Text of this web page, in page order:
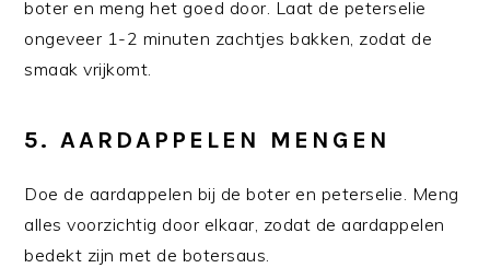
boter en meng het goed door. Laat de peterselie
ongeveer 1-2 minuten zachtjes bakken, zodat de
smaak vrijkomt.
5.AARDAPPELEN MENGEN
Doe de aardappelen bij de boter en peterselie. Meng
alles voorzichtig door elkaar, zodat de aardappelen
bedekt zijn met de botersaus.